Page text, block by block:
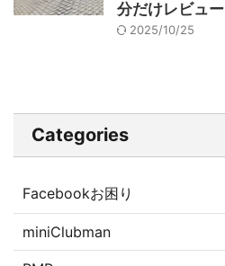
分だけレビュー
2025/10/25
Categories
Facebookお困り
miniClubman